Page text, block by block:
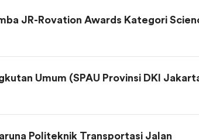
JR-Rovation Awards Kategori
Umum (SPAU Provinsi DKI
Politeknik Transportasi Jalan